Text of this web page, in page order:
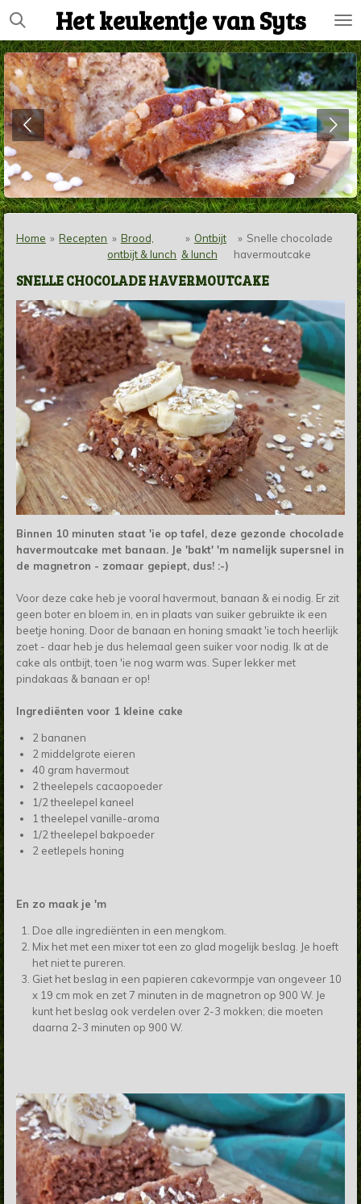
Ga
direct
naar
de
hoofdinhoud
Het keukentje van Syts
Home » Recepten » Brood,
ontbijt & lunch
» Ontbijt
& lunch
» Snelle chocolade
havermoutcake
SNELLE CHOCOLADE HAVERMOUTCAKE
Binnen 10 minuten staat 'ie op tafel, deze gezonde chocolade
havermoutcake met banaan. Je 'bakt' 'm namelijk supersnel in
de magnetron - zomaar gepiept, dus! :-)
Voor deze cake heb je vooral havermout, banaan & ei nodig. Er zit
geen boter en bloem in, en in plaats van suiker gebruikte ik een
beetje honing. Door de banaan en honing smaakt 'ie toch heerlijk
zoet - daar heb je dus helemaal geen suiker voor nodig. Ik at de
cake als ontbijt, toen 'ie nog warm was. Super lekker met
pindakaas & banaan er op!
Ingrediënten voor 1 kleine cake
2 bananen
2 middelgrote eieren
40 gram havermout
2 theelepels cacaopoeder
1/2 theelepel kaneel
1 theelepel vanille-aroma
1/2 theelepel bakpoeder
2 eetlepels honing
En zo maak je 'm
Doe alle ingrediënten in een mengkom.
Mix het met een mixer tot een zo glad mogelijk beslag. Je hoeft
het niet te pureren.
Giet het beslag in een papieren cakevormpje van ongeveer 10
x 19 cm mok en zet 7 minuten in de magnetron op 900 W. Je
kunt het beslag ook verdelen over 2-3 mokken; die moeten
daarna 2-3 minuten op 900 W.